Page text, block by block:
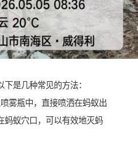
是几种常见的方法：
雾瓶中，直接喷洒在蚂蚁出
蚂蚁穴口，可以有效地灭蚂